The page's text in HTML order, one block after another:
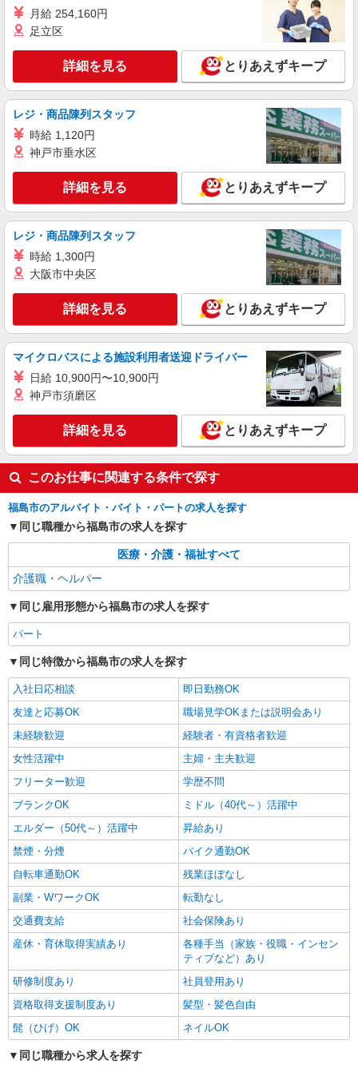
キープ 詳細を見る
株式会社kotrio /●SD-H-1839877
＜面接なし＞デイサービスでリハビリ補助・送
迎など＊福島市
時給1450円〜2062円 ＜日払い有/週払い有/交
キープ 詳細を見る
派遣社員
株式会社ブレイブ（マイナビグループ）/MD04
介護スタッフ ◆デイサービス、サービス付き
高齢者向け住宅、グループホームなど様々な勤
る） 経験者：時給1450〜1650円（資格・経験によ
る） ◎月収例 時給1650円×1日8時間×22日（週5
日）＝29万400円 ◆昇給あり ◆支払い方法 ※日払
にご相談ください。 ◆交通費：別途全額支給 ※当
社規定あり
福島県福島市 【最寄駅】 ◆各線「福島駅」 ◆
★その他、近隣に多数勤務地あります！
キープ 詳細を見る
株式会社kotrio /●SD-H-1993173
福島市｜サ高住STAFF＊落ち着いた雰囲気で
時給1350円〜2062円 ＜日払い有/週払い有/交
通費全支給(ガソリン代含む)＞
福島市内 最寄り駅：福島
詳細を見る
月給 254,160円
足立区
詳細を見る とりあえずキープ
レジ・商品陳列スタッフ
時給 1,120円
神戸市垂水区
詳細を見る とりあえずキープ
レジ・商品陳列スタッフ
時給 1,300円
大阪市中央区
詳細を見る とりあえずキープ
マイクロバスによる施設利用者送迎ドライバー
日給 10,900円〜10,900円
神戸市須磨区
詳細を見る とりあえずキープ
このお仕事に関連する条件で探す
福島市のアルバイト・バイト・パートの求人を探す
同じ職種から福島市の求人を探す
医療・介護・福祉すべて
介護職・ヘルパー
同じ雇用形態から福島市の求人を探す
パート
同じ特徴から福島市の求人を探す
入社日応相談
即日勤務OK
友達と応募OK
職場見学OKまたは説明会あり
未経験歓迎
経験者・有資格者歓迎
女性活躍中
主婦・主夫歓迎
フリーター歓迎
学歴不問
ブランクOK
ミドル（40代～）活躍中
エルダー（50代～）活躍中
昇給あり
禁煙・分煙
バイク通勤OK
自転車通勤OK
残業ほぼなし
副業・WワークOK
転勤なし
交通費支給
社会保険あり
産休・育休取得実績あり
各種手当（家族・役職・インセン
ティブなど）あり
研修制度あり
社員登用あり
資格取得支援制度あり
髪型・髪色自由
髭（ひげ）OK
ネイルOK
同じ職種から求人を探す